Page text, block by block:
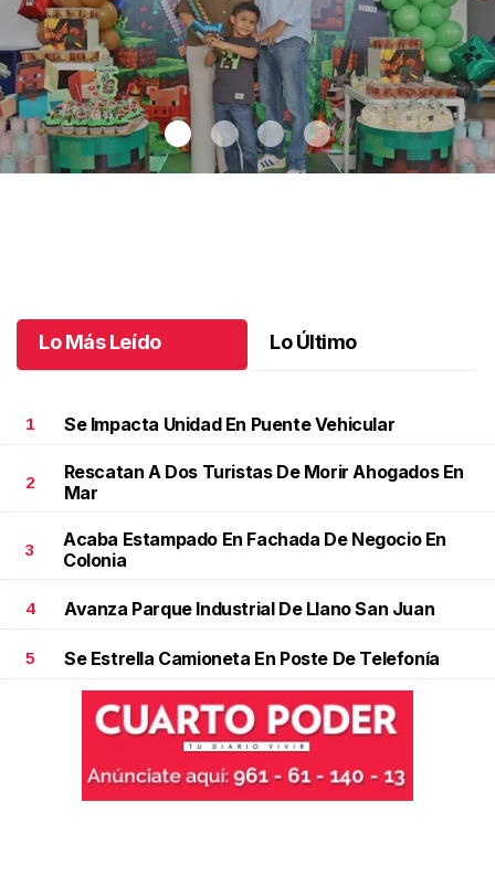
Lo Más Leído Lo Último
1 Se Impacta Unidad En Puente Vehicular
2
Rescatan A Dos Turistas De Morir Ahogados En
Mar
3
Acaba Estampado En Fachada De Negocio En
Colonia
4 Avanza Parque Industrial De Llano San Juan
5 Se Estrella Camioneta En Poste De Telefonía